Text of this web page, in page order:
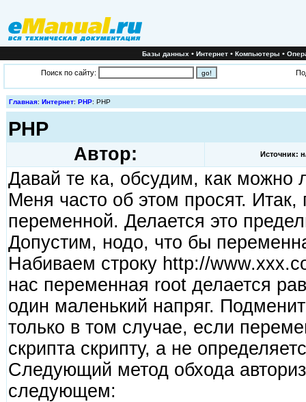
Базы данных•Интернет•Компьютеры•
Поиск по сайту:
Главная: Интернет: PHP: PHP
PHP
Автор: Источник:
Давай те ка, обсудим, как можно
Меня часто об этом просят.
переменной. Делается это
Допустим, нодо, что бы
Набиваем строку http://
нас переменная root делается
один маленький напряг.
только в том случае, если
скрипта скрипту, а не
Следующий метод обхода
следующем: